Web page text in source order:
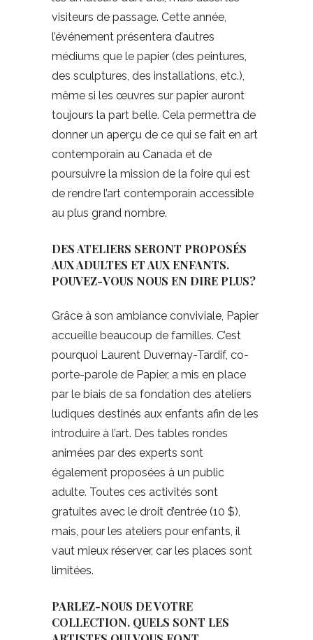
visiteurs de passage. Cette année,
l’événement présentera d’autres
médiums que le papier (des peintures,
des sculptures, des installations, etc.),
même si les œuvres sur papier auront
toujours la part belle. Cela permettra de
donner un aperçu de ce qui se fait en art
contemporain au Canada et de
poursuivre la mission de la foire qui est
de rendre l’art contemporain accessible
au plus grand nombre.
DES ATELIERS SERONT PROPOSÉS
AUX ADULTES ET AUX ENFANTS.
POUVEZ-VOUS NOUS EN DIRE PLUS?
Grâce à son ambiance conviviale, Papier
accueille beaucoup de familles. C’est
pourquoi Laurent Duvernay-Tardif, co-
porte-parole de Papier, a mis en place
par le biais de sa fondation des ateliers
ludiques destinés aux enfants afin de les
introduire à l’art. Des tables rondes
animées par des experts sont
également proposées à un public
adulte. Toutes ces activités sont
gratuites avec le droit d’entrée (10 $),
mais, pour les ateliers pour enfants, il
vaut mieux réserver, car les places sont
limitées.
PARLEZ-NOUS DE VOTRE
COLLECTION. QUELS SONT LES